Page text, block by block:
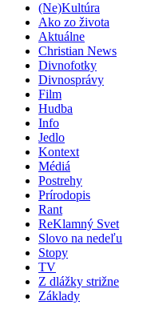
(Ne)Kultúra
Ako zo života
Aktuálne
Christian News
Divnofotky
Divnosprávy
Film
Hudba
Info
Jedlo
Kontext
Médiá
Postrehy
Prírodopis
Rant
ReKlamný Svet
Slovo na nedeľu
Stopy
TV
Z dlážky strižne
Základy